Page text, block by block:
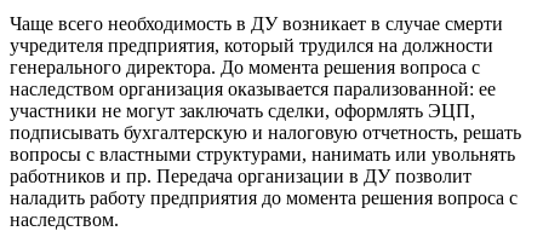
Чаще всего необходимость в ДУ возникает в случае смерти
учредителя предприятия, который трудился на должности
генерального директора. До момента решения вопроса с
наследством организация оказывается парализованной: ее
участники не могут заключать сделки, оформлять ЭЦП,
подписывать бухгалтерскую и налоговую отчетность, решать
вопросы с властными структурами, нанимать или увольнять
работников и пр. Передача организации в ДУ позволит
наладить работу предприятия до момента решения вопроса с
наследством.
Бердск
Березники
Бийск
Биробиджан
Бирск
Бирюч
Благовещенск
Благодарный